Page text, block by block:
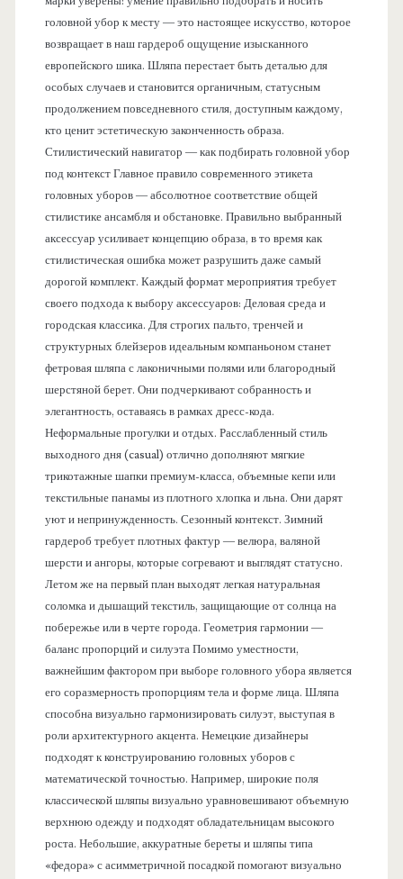
головной убор к месту — это настоящее искусство, которое
возвращает в наш гардероб ощущение изысканного
европейского шика. Шляпа перестает быть деталью для
особых случаев и становится органичным, статусным
продолжением повседневного стиля, доступным каждому,
кто ценит эстетическую законченность образа.
Стилистический навигатор — как подбирать головной убор
под контекст Главное правило современного этикета
головных уборов — абсолютное соответствие общей
стилистике ансамбля и обстановке. Правильно выбранный
аксессуар усиливает концепцию образа, в то время как
стилистическая ошибка может разрушить даже самый
дорогой комплект. Каждый формат мероприятия требует
своего подхода к выбору аксессуаров: Деловая среда и
городская классика. Для строгих пальто, тренчей и
структурных блейзеров идеальным компаньоном станет
фетровая шляпа с лаконичными полями или благородный
шерстяной берет. Они подчеркивают собранность и
элегантность, оставаясь в рамках дресс-кода.
Неформальные прогулки и отдых. Расслабленный стиль
выходного дня (casual) отлично дополняют мягкие
трикотажные шапки премиум-класса, объемные кепи или
текстильные панамы из плотного хлопка и льна. Они дарят
уют и непринужденность. Сезонный контекст. Зимний
гардероб требует плотных фактур — велюра, валяной
шерсти и ангоры, которые согревают и выглядят статусно.
Летом же на первый план выходят легкая натуральная
соломка и дышащий текстиль, защищающие от солнца на
побережье или в черте города. Геометрия гармонии —
баланс пропорций и силуэта Помимо уместности,
важнейшим фактором при выборе головного убора является
его соразмерность пропорциям тела и форме лица. Шляпа
способна визуально гармонизировать силуэт, выступая в
роли архитектурного акцента. Немецкие дизайнеры
подходят к конструированию головных уборов с
математической точностью. Например, широкие поля
классической шляпы визуально уравновешивают объемную
верхнюю одежду и подходят обладательницам высокого
роста. Небольшие, аккуратные береты и шляпы типа
«федора» с асимметричной посадкой помогают визуально